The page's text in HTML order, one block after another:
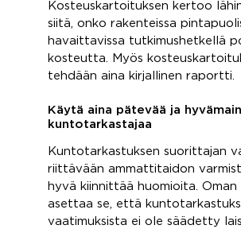
Kosteuskartoituksen kertoo
siitä, onko rakenteissa
havaittavissa tutkimushetkellä
kosteutta. Myös
tehdään aina kirjallinen raportti.
Käytä aina pätevää ja
kuntotarkastajaa
Kuntotarkastuksen suorittajan
riittävään ammattitaidon
hyvä kiinnittää huomioita. Oman
asettaa se, että
vaatimuksista ei ole säädetty